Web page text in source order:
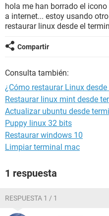
hola me han borrado el
a internet... estoy usando
restaurar linux desde el
Compartir
Consulta también:
¿Cómo restaurar Linux
Restaurar linux mint desde
Actualizar ubuntu desde
Puppy linux 32 bits
Restaurar windows 10
Limpiar terminal mac
1 respuesta
RESPUESTA 1 / 1